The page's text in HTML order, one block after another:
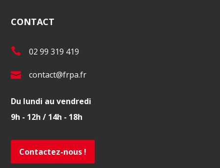
CONTACT
T
l
.
:
02 99 319 419
E
m
a
contact@frpa.fr
Du lundi au vendredi
9h - 12h / 14h - 18h
Contactez-nous !